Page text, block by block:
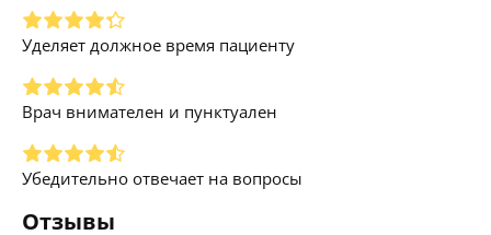
Уделяет должное время пациенту
Врач внимателен и пунктуален
Убедительно отвечает на вопросы
Отзывы